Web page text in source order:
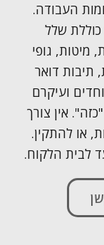
העבודה.
שלל
מיטות, גופי
תיבות דואר
ועיקרם
אין צורך
או להתקין.
לבית הלקוח.